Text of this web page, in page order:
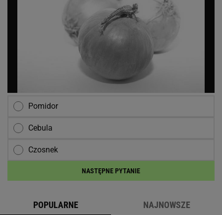
Pomidor
Cebula
Czosnek
NASTĘPNE PYTANIE
POPULARNE NAJNOWSZE